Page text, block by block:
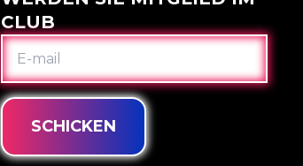
CLUB
E-
MAIL
SCHICKEN